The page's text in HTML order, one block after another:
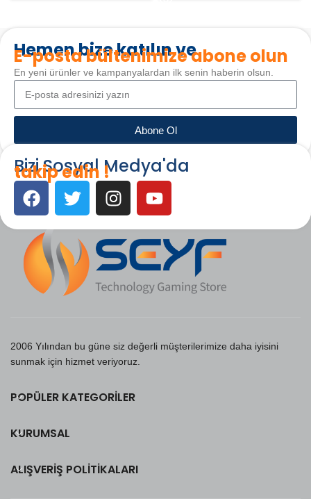
Hemen bize katılın ve
E-posta bültenimize abone olun
En yeni ürünler ve kampanyalardan ilk senin haberin olsun.
Abone Ol
Bizi Sosyal Medya'da
takip edin !
2006 Yılından bu güne siz değerli müşterilerimize daha iyisini
sunmak için hizmet veriyoruz.
POPÜLER KATEGORILER
KURUMSAL
ALIŞVERIŞ POLITIKALARI